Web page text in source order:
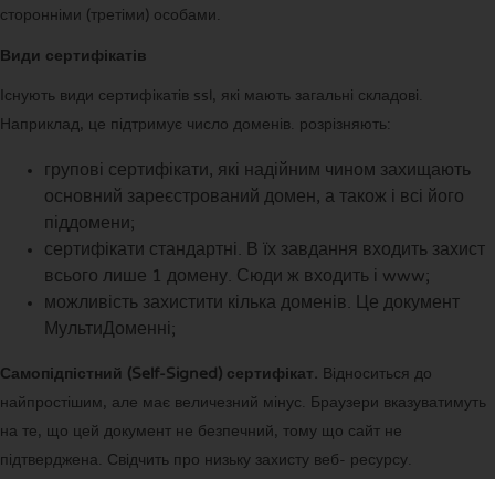
сторонніми (третіми) особами.
Види сертифікатів
Існують види сертифікатів ssl, які мають загальні складові.
Наприклад, це підтримує число доменів. розрізняють:
групові сертифікати, які надійним чином захищають
основний зареєстрований домен, а також і всі його
піддомени;
сертифікати стандартні. В їх завдання входить захист
всього лише 1 домену. Сюди ж входить і www;
можливість захистити кілька доменів. Це документ
МультиДоменні;
Самопідпістний (Self-Signed) сертифікат. Відноситься до
найпростішим, але має величезний мінус. Браузери вказуватимуть
на те, що цей документ не безпечний, тому що сайт не
підтверджена. Свідчить про низьку захисту веб- ресурсу.